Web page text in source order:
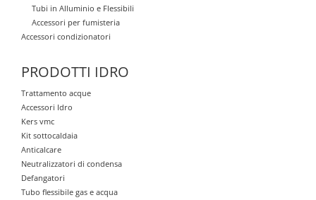
Tubi in Alluminio e Flessibili
Accessori per fumisteria
Accessori condizionatori
PRODOTTI IDRO
Trattamento acque
Accessori Idro
Kers vmc
Kit sottocaldaia
Anticalcare
Neutralizzatori di condensa
Defangatori
Tubo flessibile gas e acqua